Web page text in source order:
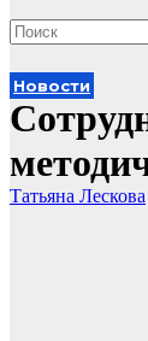
Новости
Татьяна Лескова